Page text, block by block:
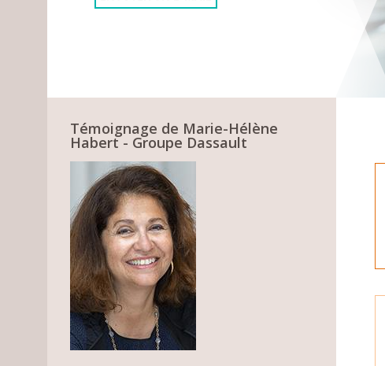
Témoignage de Marie-Hélène
Habert - Groupe Dassault